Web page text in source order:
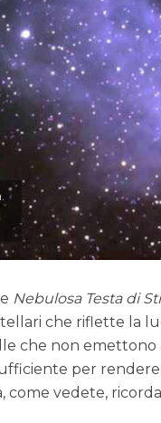
Nebulosa Testa di
che riflette la
che non emettono
per rendere
come vedete,